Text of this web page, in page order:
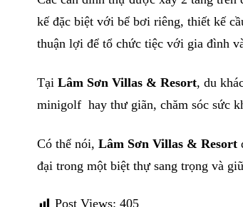
kế đặc biệt với bể bơi riêng, thiết kế
thuận lợi để tổ chức tiệc với gia đình
Tại Lâm Sơn Villas & Resort, du
minigolf hay thư giãn, chăm sóc sức
Có thể nói, Lâm Sơn Villas & Resort
đại trong một biệt thự sang trọng và
Post Views: 405